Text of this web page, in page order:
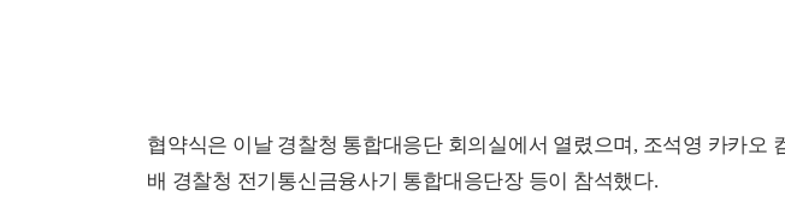
협약식은 이날 경찰청 통합대응단 회의실에서 열렸으며, 조석영 카카오
배 경찰청 전기통신금융사기 통합대응단장 등이 참석했다.